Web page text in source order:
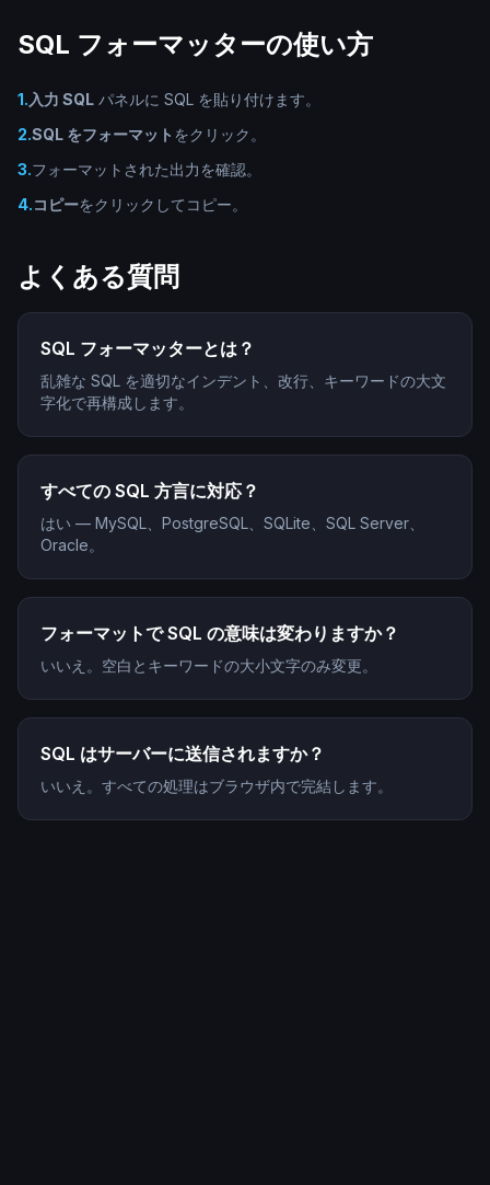
SQL フォーマッターの使い方
1. 入力 SQL パネルに SQL を貼り付けます。
2.SQL をフォーマット をクリック。
3.フォーマットされた出力を確認。
4.コピーをクリックしてコピー。
よくある質問
SQL フォーマッターとは？
乱雑な SQL を適切なインデント、改行、キーワードの大文
字化で再構成します。
すべての SQL 方言に対応？
はい — MySQL、PostgreSQL、SQLite、SQL Server、
Oracle。
フォーマットで SQL の意味は変わりますか？
いいえ。空白とキーワードの大小文字のみ変更。
SQL はサーバーに送信されますか？
いいえ。すべての処理はブラウザ内で完結します。